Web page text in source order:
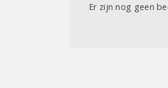
Er zijn nog geen